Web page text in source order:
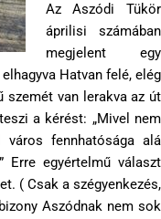
Az Aszódi Tükör
áprilisi számában
megjelent egy
Hatvan felé, elég
szemét van lerakva az út
a kérést: „Mivel nem
fennhatósága alá
Erre egyértelmű választ
( Csak a szégyenkezés,
Aszódnak nem sok